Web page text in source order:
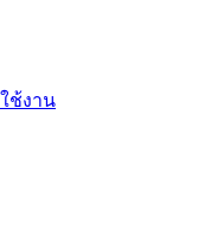
ช้งาน